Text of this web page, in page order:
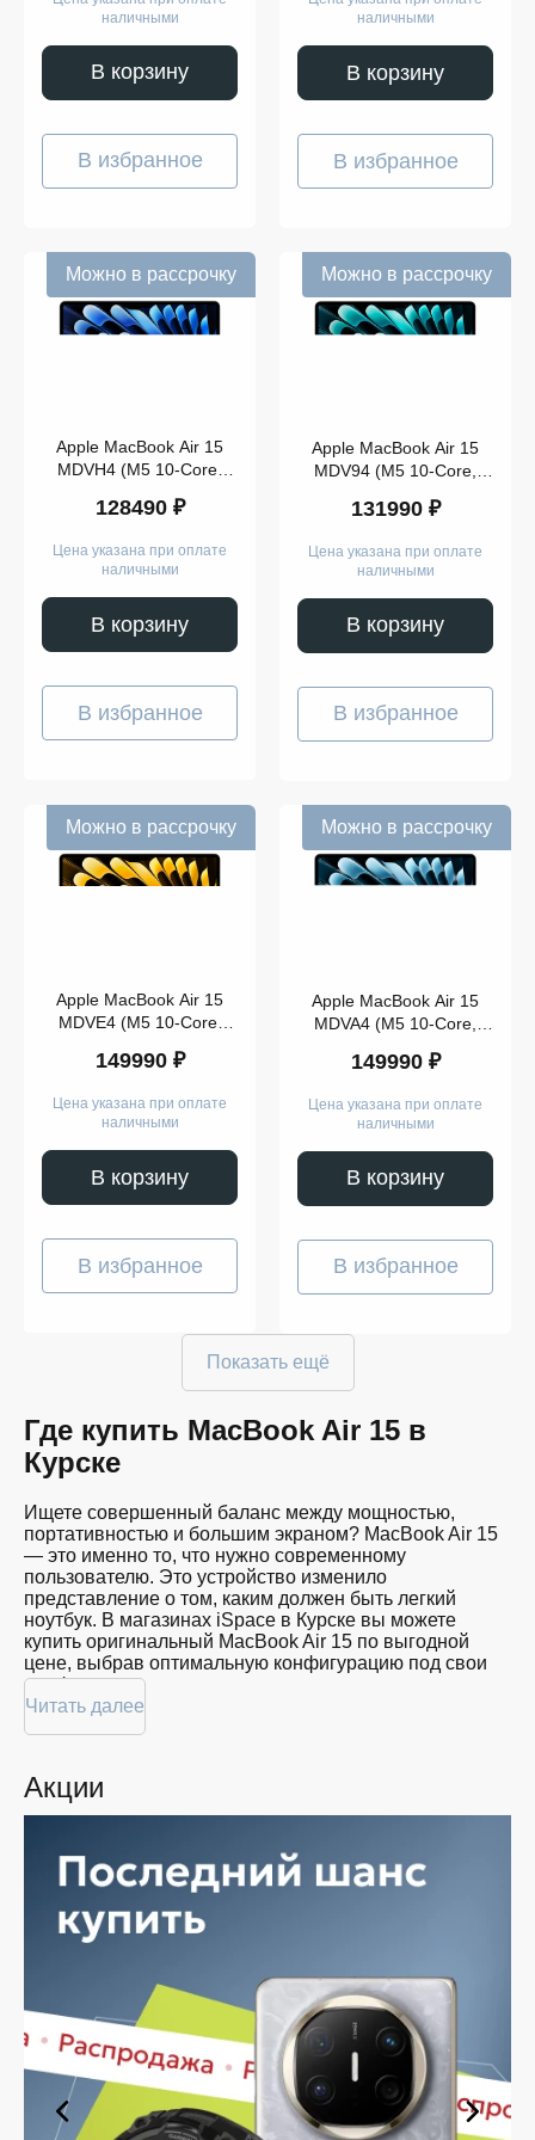
наличными
В корзину
В избранное
наличными
В корзину
В избранное
Можно в рассрочку
Apple MacBook Air 15
MDVH4 (M5 10-Core,
512GB) Midnight
128490 ₽
Цена указана при оплате
наличными
В корзину
В избранное
Можно в рассрочку
Apple MacBook Air 15
MDV94 (M5 10-Core,
512GB) Silver
131990 ₽
Цена указана при оплате
наличными
В корзину
В избранное
Можно в рассрочку
Apple MacBook Air 15
MDVE4 (M5 10-Core,
1TB) Starlight
149990 ₽
Цена указана при оплате
наличными
В корзину
В избранное
Можно в рассрочку
Apple MacBook Air 15
MDVA4 (M5 10-Core,
1TB) Silver
149990 ₽
Цена указана при оплате
наличными
В корзину
В избранное
Показать ещё
Где купить MacBook Air 15 в
Курске
Ищете совершенный баланс между мощностью,
портативностью и большим экраном? MacBook Air 15
— это именно то, что нужно современному
пользователю. Это устройство изменило
представление о том, каким должен быть легкий
ноутбук. В магазинах iSpace в Курске вы можете
купить оригинальный MacBook Air 15 по выгодной
цене, выбрав оптимальную конфигурацию под свои
профессиональные или личные задачи.
Почему MacBook Air 15 — лидер в
MacBook Air с 15-дюймовым дисплеем Liquid Retina
нужен большой экран, но при этом критически важна
мобильность.
·Впечатляющий дисплей:
поддержка широкого цветового охвата (P3) и
реалистичным. Это идеальный выбор для
графических дизайнеров, фотографов и тех, кто
работает с контентом.
·Производительность чипов Apple Silicon:
Переход на фирменные процессоры M-серии
обеспечил невероятную скорость работы. Даже при
Читать далее
Акции